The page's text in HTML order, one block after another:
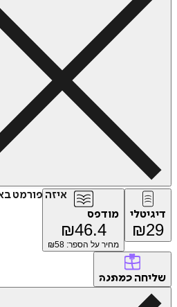
איזה פורמט
דיגיטלי
₪29
מודפס
₪46.4
מחיר על הספר: ₪ 58
שליחה כמתנה